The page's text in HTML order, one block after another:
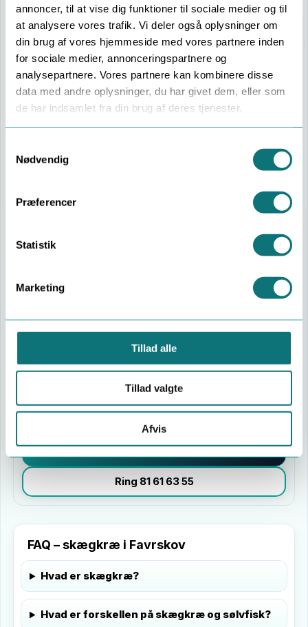
annoncer, til at vise dig funktioner til sociale medier og til
at analysere vores trafik. Vi deler også oplysninger om
din brug af vores hjemmeside med vores partnere inden
for sociale medier, annonceringspartnere og
analysepartnere. Vores partnere kan kombinere disse
data med andre oplysninger, du har givet dem, eller som
de har indsamlet fra din brug af deres tjenester.
Selection
Nødvendig
Præferencer
Statistik
Marketing
Tillad alle
Tillad valgte
Afvis
Fast pris fra 975 kr. inkl. moms og
kørsel
Se
pakker
Derfor os
Hurtig hjælp Sikker for børn og dyr
Pakker & priser
Basis (1 besøg) 1.000 kr.
2.000 kr.
Priser er inkl. moms og kørsel i Favrskov Kommune
(huse op til 200 m²). Besøget omfatter
målrettet behandlingogkort rådgivning om
Ring 81 61 63 55
FAQ – skægkræ i Favrskov
Hvad er skægkræ?
Hvad er forskellen på skægkræ og sølvfisk?